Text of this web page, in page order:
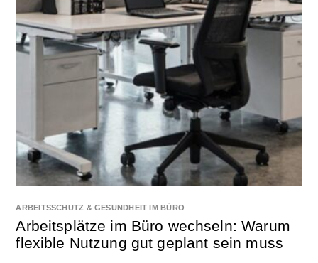
ARBEITSSCHUTZ & GESUNDHEIT IM BÜRO
Arbeitsplätze im Büro wechseln: Warum
flexible Nutzung gut geplant sein muss